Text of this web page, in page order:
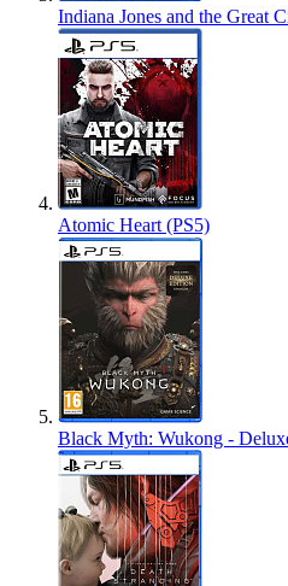
Indiana Jones and the Great
Atomic Heart (PS5)
Black Myth: Wukong -